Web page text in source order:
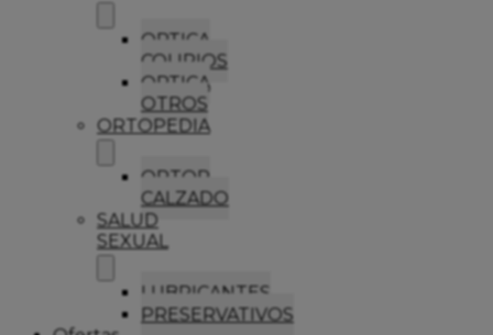
OPTICA
COLIRIOS
OPTICA
OTROS
ORTOPEDIA
ORTOP
CALZADO
SALUD
SEXUAL
LUBRICANTES
PRESERVATIVOS